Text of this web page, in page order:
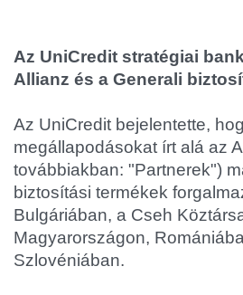
Az UniCredit stratégiai
Allianz és a Generali
Az UniCredit bejelentette,
megállapodásokat írt alá az
továbbiakban: "Partnerek")
biztosítási termékek
Bulgáriában, a Cseh
Magyarországon,
Szlovéniában.